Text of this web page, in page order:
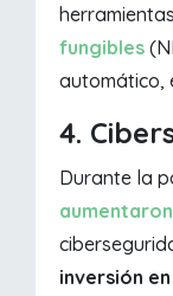
fungibles
automático,
4.
Durante la
aumentaron
inversión